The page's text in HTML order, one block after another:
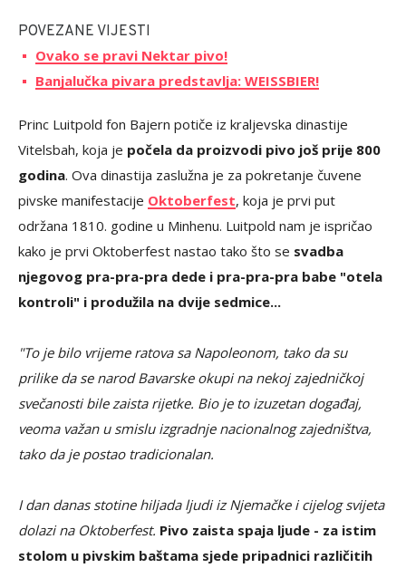
POVEZANE VIJESTI
Ovako se pravi Nektar pivo!
Banjalučka pivara predstavlja: WEISSBIER!
Princ Luitpold fon Bajern potiče iz kraljevska dinastije
Vitelsbah, koja je počela da proizvodi pivo još prije 800
godina. Ova dinastija zaslužna je za pokretanje čuvene
pivske manifestacije Oktoberfest, koja je prvi put
održana 1810. godine u Minhenu. Luitpold nam je ispričao
kako je prvi Oktoberfest nastao tako što se svadba
njegovog pra-pra-pra dede i pra-pra-pra babe "otela
kontroli" i produžila na dvije sedmice...
"To je bilo vrijeme ratova sa Napoleonom, tako da su
prilike da se narod Bavarske okupi na nekoj zajedničkoj
svečanosti bile zaista rijetke. Bio je to izuzetan događaj,
veoma važan u smislu izgradnje nacionalnog zajedništva,
tako da je postao tradicionalan.
I dan danas stotine hiljada ljudi iz Njemačke i cijelog svijeta
dolazi na Oktoberfest. Pivo zaista spaja ljude - za istim
stolom u pivskim baštama sjede pripadnici različitih